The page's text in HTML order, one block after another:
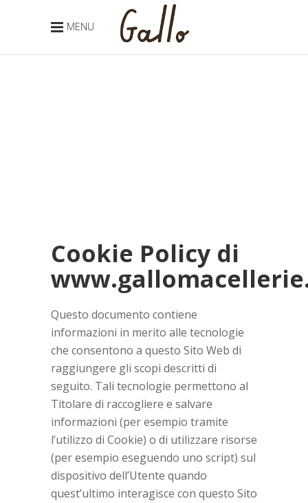
MENU
Cookie Policy di
Questo documento contiene
informazioni in merito alle tecnologie
che consentono a questo Sito Web di
raggiungere gli scopi descritti di
seguito. Tali tecnologie permettono al
Titolare di raccogliere e salvare
informazioni (per esempio tramite
l’utilizzo di Cookie) o di utilizzare risorse
(per esempio eseguendo uno script) sul
dispositivo dell’Utente quando
quest’ultimo interagisce con questo Sito